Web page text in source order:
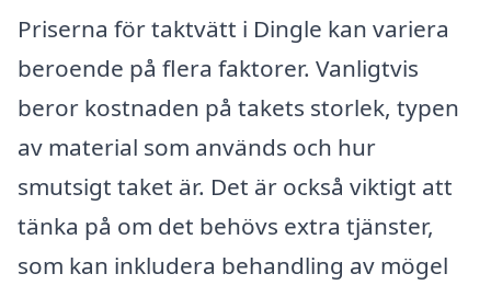
Priserna för taktvätt i Dingle kan variera
beroende på flera faktorer. Vanligtvis
beror kostnaden på takets storlek, typen
av material som används och hur
smutsigt taket är. Det är också viktigt att
tänka på om det behövs extra tjänster,
som kan inkludera behandling av mögel